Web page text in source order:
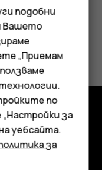
подобни
Вашето
„Приемам
по
за
уебсайта.
за